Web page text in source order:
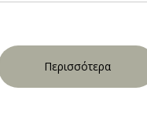
Περισσότερα